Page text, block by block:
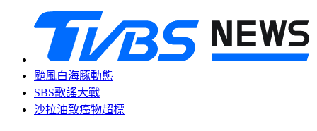
颱風白海豚動態
SBS歌謠大戰
沙拉油致癌物超標